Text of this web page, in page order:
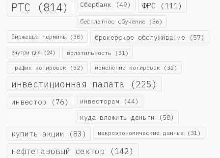
РТС (814) Сбербанк (49) ФРС (111)
бесплатное обучение (36)
биржевые термины (30) брокерское обслуживание (57)
внутри дня (24) волатильность (31)
график котировок (32) изменение котировок (32)
инвестиционная палата (225)
инвестор (76) инвесторам (44)
куда вложить деньги (58)
купить акции (83) макроэкономические данные (31)
нефтегазовый сектор (142)